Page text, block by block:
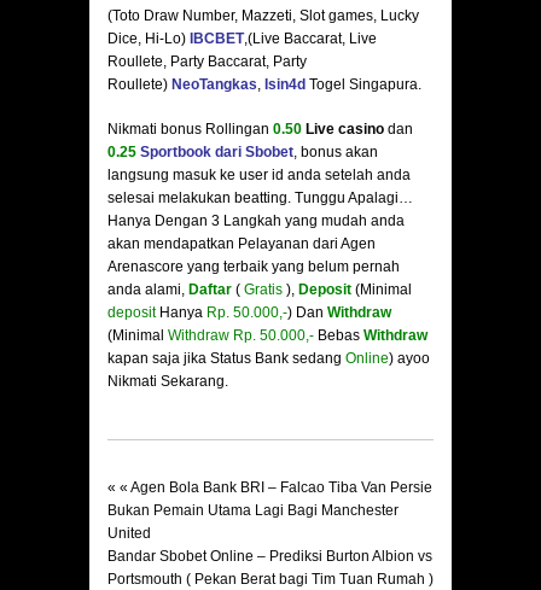
(Toto Draw Number, Mazzeti, Slot games, Lucky
Dice, Hi-Lo) IBCBET,(Live Baccarat, Live
Roullete, Party Baccarat, Party
Roullete) NeoTangkas, Isin4d Togel Singapura.
Nikmati bonus Rollingan 0.50 Live casino dan
0.25 Sportbook dari Sbobet, bonus akan
langsung masuk ke user id anda setelah anda
selesai melakukan beatting. Tunggu Apalagi…
Hanya Dengan 3 Langkah yang mudah anda
akan mendapatkan Pelayanan dari Agen
Arenascore yang terbaik yang belum pernah
anda alami, Daftar ( Gratis ), Deposit (Minimal
depositHanya Rp. 50.000,-) Dan Withdraw
(Minimal Withdraw Rp. 50.000,- Bebas Withdraw
kapan saja jika Status Bank sedang Online) ayoo
Nikmati Sekarang.
« « Agen Bola Bank BRI – Falcao Tiba Van Persie
Bukan Pemain Utama Lagi Bagi Manchester
United
Bandar Sbobet Online – Prediksi Burton Albion vs
Portsmouth ( Pekan Berat bagi Tim Tuan Rumah )